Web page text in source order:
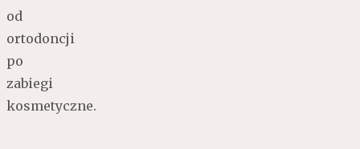
od
ortodoncji
po
zabiegi
kosmetyczne.